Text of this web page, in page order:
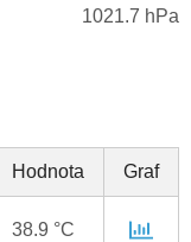
1021.7 hPa
Hodnota Graf
38.9 °C